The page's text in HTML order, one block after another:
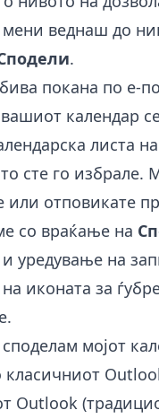
мени веднаш до
.
покана по е-
календар
листа
сте го избрале.
или отповикате
со враќање на
и уредување на
иконата за
мојот
Outlook